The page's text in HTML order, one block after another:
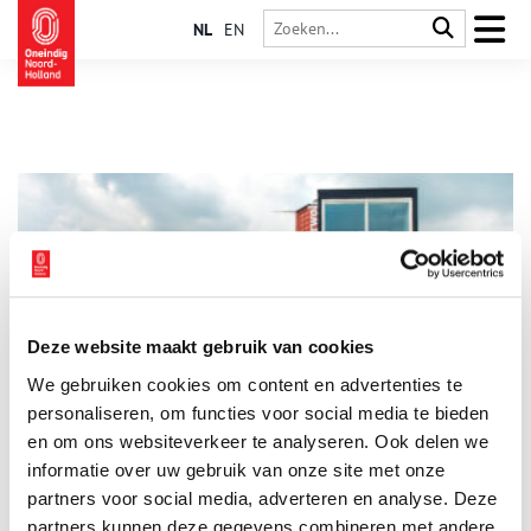
Deze website maakt gebruik van cookies
We gebruiken cookies om content en advertenties te
personaliseren, om functies voor social media te bieden
en om ons websiteverkeer te analyseren. Ook delen we
informatie over uw gebruik van onze site met onze
partners voor social media, adverteren en analyse. Deze
partners kunnen deze gegevens combineren met andere
NL EN
In de Etersheimer Braakpolder staat een bijzonder museum.
Hier wordt met archeologische vondsten en verrassende
tentoonstellingen het verhaal verteld van het verdronken dorp
Etersheim, de strijd tegen de zee en de vorming van het
landschap. Op vrijdag 18 juni opent Minimuseum De
Waterwolf voor het eerst haar deuren. De redactie van
Oneindig Noord-Holland sprak voor de opening met Jetty